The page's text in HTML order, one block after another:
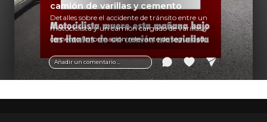
Añadir un comentario ...
camión de varillas y cemento
Detalles sobre el accidente de tránsito entre un
motociclista y un camión cargado de varillas y
cemento. Información relevante de seguridad
vial y recomendaciones para motociclistas.